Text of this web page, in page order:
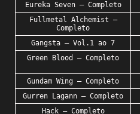
Eureka Seven – Completo
Fullmetal Alchemist –
Completo
Gangsta – Vol.1 ao 7
Green Blood – Completo
Gundam Wing – Completo
Gurren Lagann – Completo
Hack – Completo